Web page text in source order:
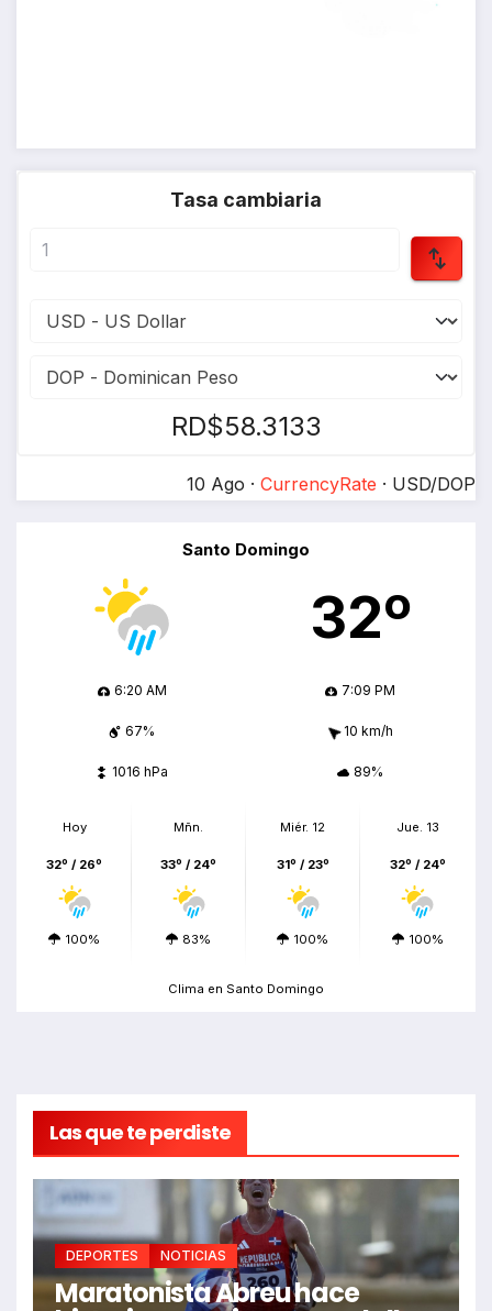
Tasa cambiaria
RD$58.3133
10 Ago · CurrencyRate · USD/DOP
Santo Domingo
32º
6:20 AM 7:09 PM
67% 10 km/h
1016 hPa 89%
Hoy
32º / 26º
100%
Mñn.
33º / 24º
83%
Miér. 12
31º / 23º
100%
Jue. 13
32º / 24º
100%
Clima en Santo Domingo
Las que te perdiste
DEPORTES NOTICIAS
Maratonista Abreu hace